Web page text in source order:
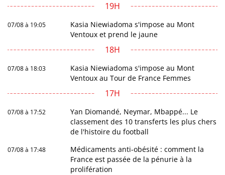
19H
07/08 à 19:05
Kasia Niewiadoma s'impose au Mont
Ventoux et prend le jaune
18H
07/08 à 18:03
Kasia Niewiadoma s'impose au Mont
Ventoux au Tour de France Femmes
17H
07/08 à 17:52
Yan Diomandé, Neymar, Mbappé... Le
classement des 10 transferts les plus chers
de l'histoire du football
07/08 à 17:48
Médicaments anti-obésité : comment la
France est passée de la pénurie à la
prolifération